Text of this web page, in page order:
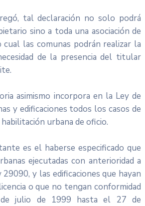
tal declaración no solo podrá
sino a toda una asociación de
las comunas podrán realizar la
de la presencia del titular
asimismo incorpora en la Ley de
y edificaciones todos los casos de
urbana de oficio.
es el haberse especificado que
ejecutadas con anterioridad a
29090, y las edificaciones que hayan
o que no tengan conformidad
julio de 1999 hasta el 27 de